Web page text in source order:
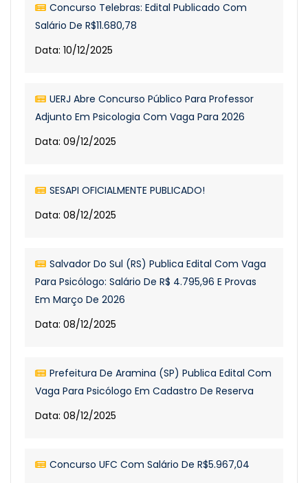
Concurso Telebras: Edital Publicado Com
Salário De R$11.680,78
Data: 10/12/2025
UERJ Abre Concurso Público Para Professor
Adjunto Em Psicologia Com Vaga Para 2026
Data: 09/12/2025
SESAPI OFICIALMENTE PUBLICADO!
Data: 08/12/2025
Salvador Do Sul (RS) Publica Edital Com Vaga
Para Psicólogo: Salário De R$ 4.795,96 E Provas
Em Março De 2026
Data: 08/12/2025
Prefeitura De Aramina (SP) Publica Edital Com
Vaga Para Psicólogo Em Cadastro De Reserva
Data: 08/12/2025
Concurso UFC Com Salário De R$5.967,04